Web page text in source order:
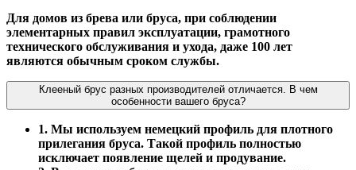
Для домов из брева или бруса, при соблюдении
элементарных правил эксплуатации, грамотного
технического обслуживания и ухода, даже 100 лет
являются обычным сроком службы.
Клееный брус разных производителей отличается. В чем
особенности вашего бруса?
1. Мы используем немецкий профиль для плотного
прилегания бруса. Такой профиль полностью
исключает появление щелей и продувание.